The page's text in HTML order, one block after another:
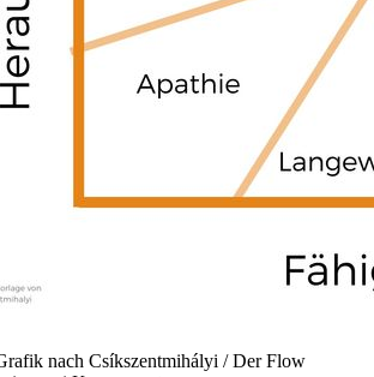
nach Csíkszentmihályi / Der Flow